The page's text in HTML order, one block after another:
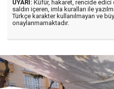
UYARI: Küfür, hakaret, rencide edici
saldırı içeren, imla kuralları ile
Türkçe karakter kullanılmayan ve
onaylanmamaktadır.